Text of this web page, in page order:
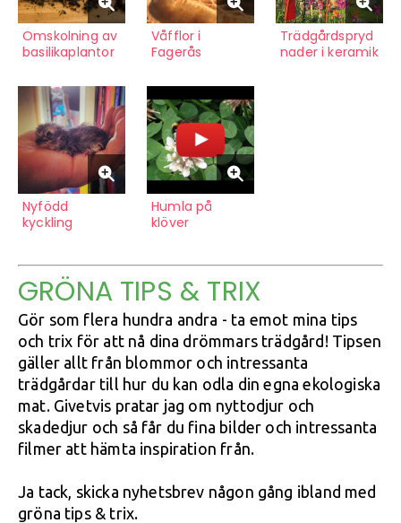
Omskolning av
basilikaplantor
Våfflor i
Fagerås
Trädgårdspryd
nader i keramik
Nyfödd
kyckling
Humla på
klöver
GRÖNA TIPS & TRIX
Gör som flera hundra andra - ta emot mina tips
och trix för att nå dina drömmars trädgård! Tipsen
gäller allt från blommor och intressanta
trädgårdar till hur du kan odla din egna ekologiska
mat. Givetvis pratar jag om nyttodjur och
skadedjur och så får du fina bilder och intressanta
filmer att hämta inspiration från.
Ja tack, skicka nyhetsbrev någon gång ibland med
gröna tips & trix.